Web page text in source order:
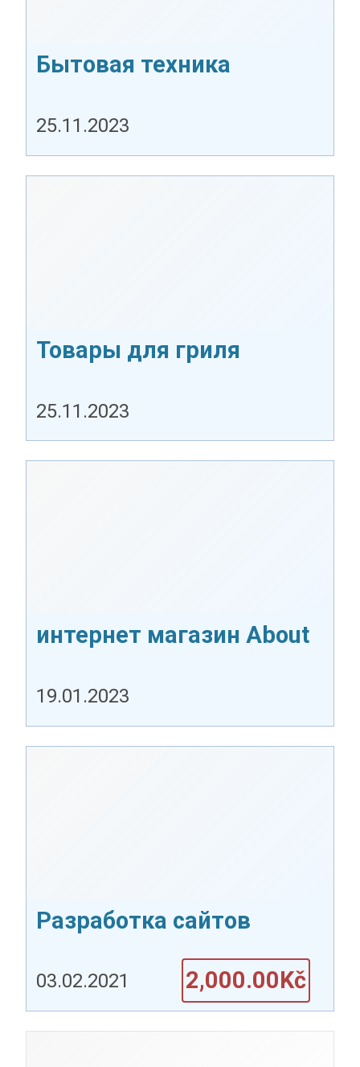
Бытовая техника
25.11.2023
Товары для гриля
25.11.2023
интернет магазин About
19.01.2023
Разработка сайтов
03.02.2021 2,000.00Kč